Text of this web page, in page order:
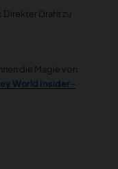
Direkter Draht zu
die Magie von
World Insider-